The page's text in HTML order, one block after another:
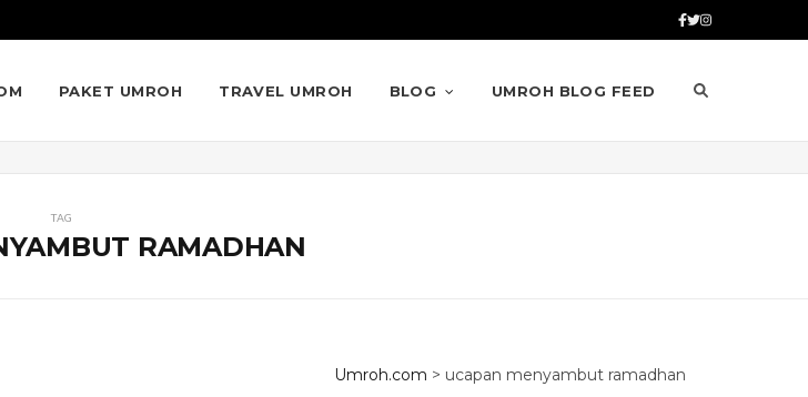
PAKET UMROH TRAVEL UMROH BLOG UMROH BLOG FEED
TAG
RAMADHAN
Umroh.com > ucapan menyambut ramadhan